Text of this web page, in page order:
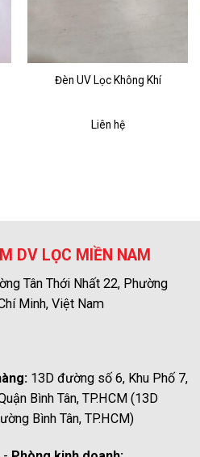
Đèn UV Lọc Không Khí
Liên hệ
DV LỌC MIỀN NAM
Tân Thới Nhất 22, Phường
Minh, Việt Nam
13D đường số 6, Khu Phố 7,
Bình Tân, TP.HCM (13D
Bình Tân, TP.HCM)